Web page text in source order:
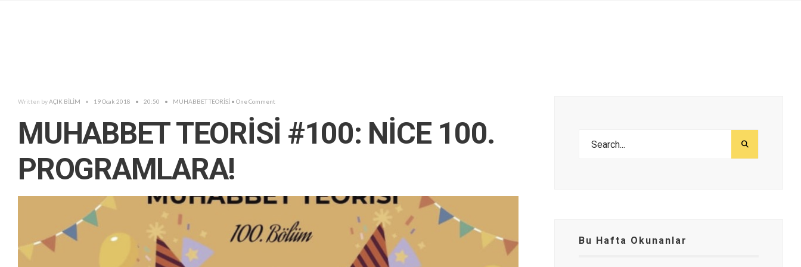
Written byAÇIK BİLİM • 19 Ocak 2018 • 20:50 • MUHABBET TEORİSİ • One Comment
MUHABBET TEORİSİ #100: NİCE 100.
PROGRAMLARA!
Bu Hafta Okunanlar